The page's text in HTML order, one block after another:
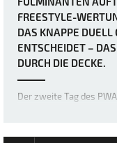
FREESTYLE-
DAS KNAPPE DUELL
ENTSCHEIDET – DAS
URCH DIE DECKE.
Der zweite Tag des
Freestyle-Bereich